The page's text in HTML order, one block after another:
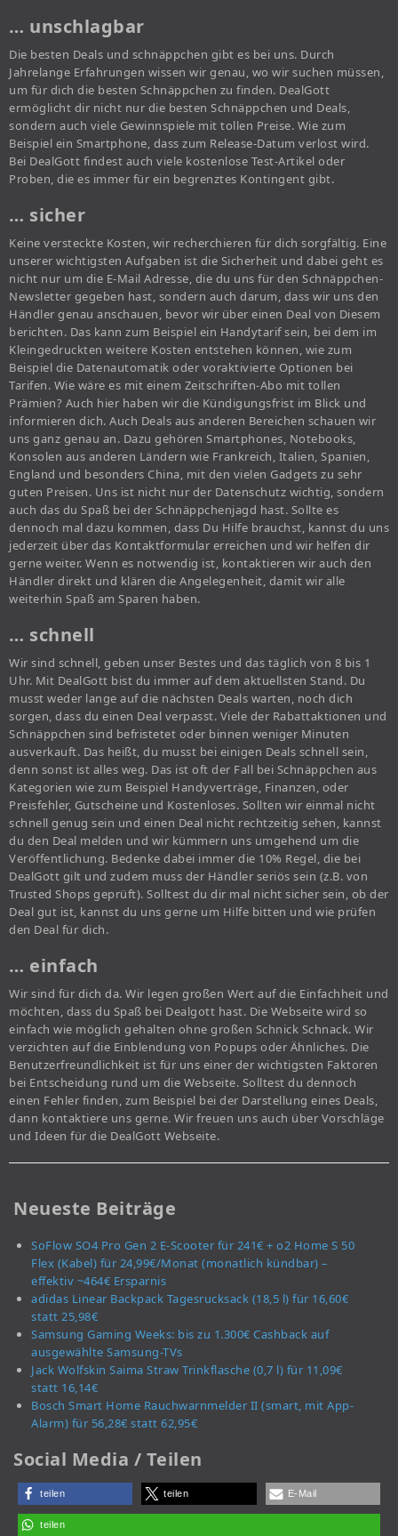
… unschlagbar
Die besten Deals und schnäppchen gibt es bei uns. Durch
Jahrelange Erfahrungen wissen wir genau, wo wir suchen müssen,
um für dich die besten Schnäppchen zu finden. DealGott
ermöglicht dir nicht nur die besten Schnäppchen und Deals,
sondern auch viele Gewinnspiele mit tollen Preise. Wie zum
Beispiel ein Smartphone, dass zum Release-Datum verlost wird.
Bei DealGott findest auch viele kostenlose Test-Artikel oder
Proben, die es immer für ein begrenztes Kontingent gibt.
… sicher
Keine versteckte Kosten, wir recherchieren für dich sorgfältig. Eine
unserer wichtigsten Aufgaben ist die Sicherheit und dabei geht es
nicht nur um die E-Mail Adresse, die du uns für den Schnäppchen-
Newsletter gegeben hast, sondern auch darum, dass wir uns den
Händler genau anschauen, bevor wir über einen Deal von Diesem
berichten. Das kann zum Beispiel ein Handytarif sein, bei dem im
Kleingedruckten weitere Kosten entstehen können, wie zum
Beispiel die Datenautomatik oder voraktivierte Optionen bei
Tarifen. Wie wäre es mit einem Zeitschriften-Abo mit tollen
Prämien? Auch hier haben wir die Kündigungsfrist im Blick und
informieren dich. Auch Deals aus anderen Bereichen schauen wir
uns ganz genau an. Dazu gehören Smartphones, Notebooks,
Konsolen aus anderen Ländern wie Frankreich, Italien, Spanien,
England und besonders China, mit den vielen Gadgets zu sehr
guten Preisen. Uns ist nicht nur der Datenschutz wichtig, sondern
auch das du Spaß bei der Schnäppchenjagd hast. Sollte es
dennoch mal dazu kommen, dass Du Hilfe brauchst, kannst du uns
jederzeit über das Kontaktformular erreichen und wir helfen dir
gerne weiter. Wenn es notwendig ist, kontaktieren wir auch den
Händler direkt und klären die Angelegenheit, damit wir alle
weiterhin Spaß am Sparen haben.
… schnell
Wir sind schnell, geben unser Bestes und das täglich von 8 bis 1
Uhr. Mit DealGott bist du immer auf dem aktuellsten Stand. Du
musst weder lange auf die nächsten Deals warten, noch dich
sorgen, dass du einen Deal verpasst. Viele der Rabattaktionen und
Schnäppchen sind befristetet oder binnen weniger Minuten
ausverkauft. Das heißt, du musst bei einigen Deals schnell sein,
denn sonst ist alles weg. Das ist oft der Fall bei Schnäppchen aus
Kategorien wie zum Beispiel Handyverträge, Finanzen, oder
Preisfehler, Gutscheine und Kostenloses. Sollten wir einmal nicht
schnell genug sein und einen Deal nicht rechtzeitig sehen, kannst
du den Deal melden und wir kümmern uns umgehend um die
Veröffentlichung. Bedenke dabei immer die 10% Regel, die bei
DealGott gilt und zudem muss der Händler seriös sein (z.B. von
Trusted Shops geprüft). Solltest du dir mal nicht sicher sein, ob der
Deal gut ist, kannst du uns gerne um Hilfe bitten und wie prüfen
den Deal für dich.
… einfach
Wir sind für dich da. Wir legen großen Wert auf die Einfachheit und
möchten, dass du Spaß bei Dealgott hast. Die Webseite wird so
einfach wie möglich gehalten ohne großen Schnick Schnack. Wir
verzichten auf die Einblendung von Popups oder Ähnliches. Die
Benutzerfreundlichkeit ist für uns einer der wichtigsten Faktoren
bei Entscheidung rund um die Webseite. Solltest du dennoch
einen Fehler finden, zum Beispiel bei der Darstellung eines Deals,
dann kontaktiere uns gerne. Wir freuen uns auch über Vorschläge
und Ideen für die DealGott Webseite.
Neueste Beiträge
SoFlow SO4 Pro Gen 2 E-Scooter für 241€ + o2 Home S 50
Flex (Kabel) für 24,99€/Monat (monatlich kündbar) –
effektiv ~464€ Ersparnis
adidas Linear Backpack Tagesrucksack (18,5 l) für 16,60€
statt 25,98€
Samsung Gaming Weeks: bis zu 1.300€ Cashback auf
ausgewählte Samsung-TVs
Jack Wolfskin Saima Straw Trinkflasche (0,7 l) für 11,09€
statt 16,14€
Bosch Smart Home Rauchwarnmelder II (smart, mit App-
Alarm) für 56,28€ statt 62,95€
Social Media / Teilen
teilen teilen E-Mail
teilen